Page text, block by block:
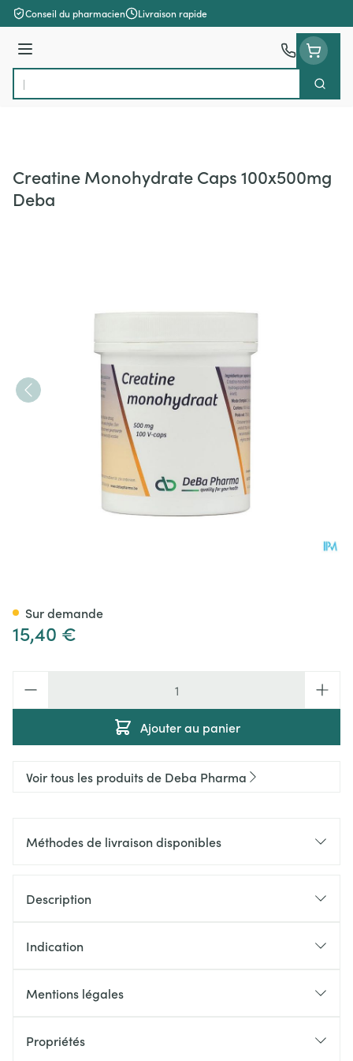
Aller au contenu
Conseil du pharmacien Livraison rapide
Menu
Rechercher
Creatine Monohydrate Caps 100x500mg
Deba
15,40 €
Ajouter au panier
Sur demande
Voir tous les produits de Deba Pharma
Méthodes de livraison disponibles
Description
Indication
Mentions légales
Propriétés